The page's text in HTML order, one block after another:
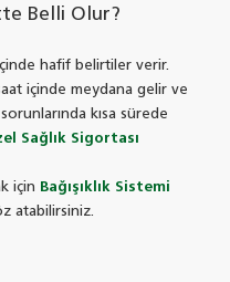
Belli Olur?
hafif belirtiler verir.
içinde meydana gelir ve
kısa sürede
Sağlık Sigortası
için Bağışıklık Sistemi
atabilirsiniz.